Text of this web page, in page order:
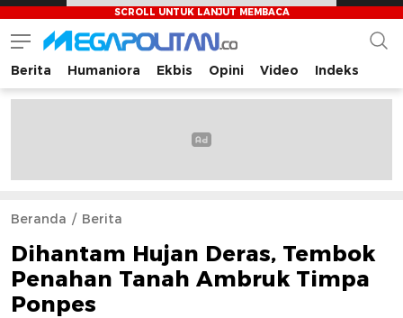
Megapolitan.co
Menyajikan berita-berita fakta bagi pembaca
Berita Humaniora Ekbis Opini Video Indeks
Beranda Berita
Dihantam Hujan Deras, Tembok
Penahan Tanah Ambruk Timpa
Ponpes